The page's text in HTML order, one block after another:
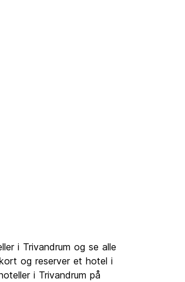
i Trivandrum og se alle
og reserver et hotel i
i Trivandrum på